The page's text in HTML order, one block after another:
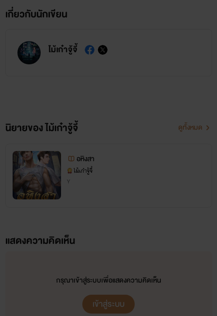
เกี่ยวกับนักเขียน
ไม้เก๋าจู้จี้
นิยายของ ไม้เก๋าจู้จี้ ดูทั้งหมด
อหิงสา
ไม้เก๋าจู้จี้
Y
แสดงความคิดเห็น
กรุณาเข้าสู่ระบบเพื่อแสดงความคิดเห็น
เข้าสู่ระบบ